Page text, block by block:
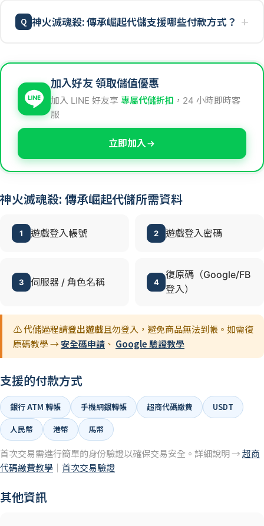
神火滅魂殺: 傳承崛起代儲支援哪些付款方式？
加入好友 領取儲值優惠
加入 LINE 好友享 專屬代儲折扣 ，24 小時即時客
服
立即加入
神火滅魂殺: 傳承崛起代儲所需資料
1 遊戲登入帳號 2 遊戲登入密碼
3 伺服器 / 角色名稱 4
復原碼（Google/FB
登入）
⚠️ 代儲過程請登出遊戲且勿登入，避免商品無法到帳。如需復
原碼教學 →安全碼申請 、 Google 驗證教學
支援的付款方式
銀行 ATM 轉帳 手機網銀轉帳 超商代碼繳費
USDT
人民幣
港幣 馬幣
首次交易需進行簡單的身份驗證以確保交易安全。詳細說明 →超商
代碼繳費教學 ｜ 首次交易驗證
其他資訊